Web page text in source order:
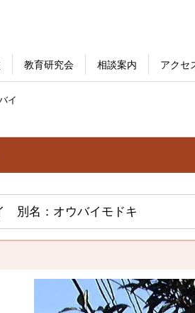
教育研究会 相談案内 アクセ
イ
別名：オウバイモドキ